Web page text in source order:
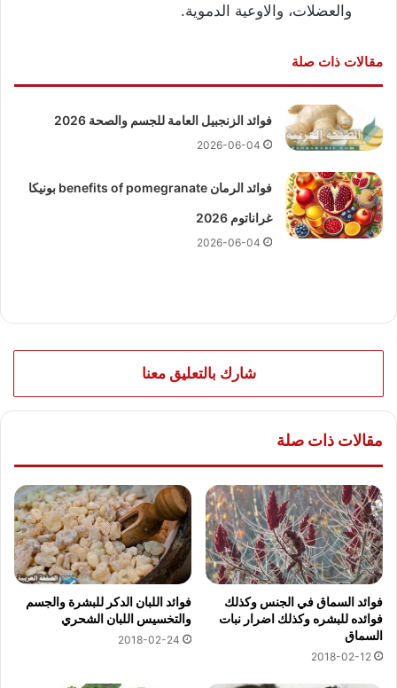
والعضلات، والاوعية الدموية.
مقالات ذات صلة
فوائد الزنجبيل العامة للجسم والصحة 2026
2026-06-04
فوائد الرمان benefits of pomegranate بونيكا
غراناتوم 2026
2026-06-04
شارك بالتعليق معنا
مقالات ذات صلة
فوائد السماق في الجنس وكذلك
فوائده للبشره وكذلك اضرار نبات
السماق
2018-02-12
فوائد اللبان الدكر للبشرة والجسم
والتخسيس اللبان الشحري
2018-02-24